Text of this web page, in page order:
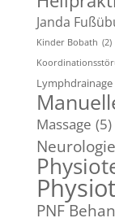
Janda
Kinder Bobath (2)
Lymphdrainage
Massage (5)
Neurologie
PNF